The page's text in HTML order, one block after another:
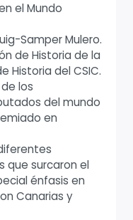
el Mundo
Samper Mulero.
de Historia de la
Historia del CSIC.
los
del mundo
en
que surcaron el
énfasis en
Canarias y